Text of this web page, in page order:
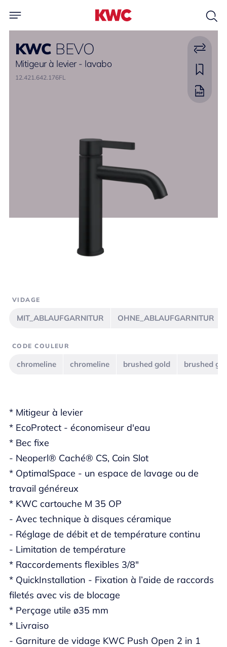
KWC BEVO
Mitigeur à levier - lavabo
12.421.642.176FL
* Mitigeur à levier
* EcoProtect - économiseur d'eau
* Bec fixe
- Neoperl® Caché® CS, Coin Slot
* OptimalSpace - un espace de lavage ou de
travail généreux
* KWC cartouche M 35 OP
- Avec technique à disques céramique
- Réglage de débit et de température continu
- Limitation de température
* Raccordements flexibles 3/8"
* QuickInstallation - Fixation à l’aide de raccords
filetés avec vis de blocage
* Perçage utile ø35 mm
* Livraiso
- Garniture de vidage KWC Push Open 2 in 1
VIDAGE
MIT_ABLAUFGARNITUR OHNE_ABLAUFGARNITUR
CODE COULEUR
chromeline chromeline brushed gold brushed